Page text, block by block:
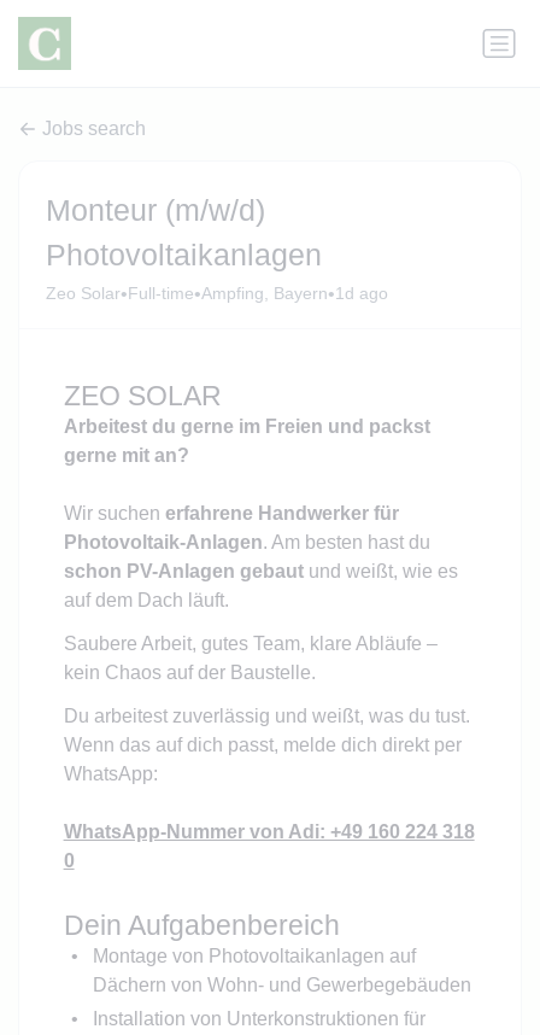
Jobs search
Monteur (m/w/d)
Photovoltaikanlagen
Zeo Solar•Full-time•Ampfing, Bayern•1d ago
ZEO SOLAR
Arbeitest du gerne im Freien und packst
gerne mit an?
Wir suchen erfahrene Handwerker für
Photovoltaik-Anlagen. Am besten hast du
schon PV-Anlagen gebautund weißt, wie es
auf dem Dach läuft.
Saubere Arbeit, gutes Team, klare Abläufe –
kein Chaos auf der Baustelle.
Du arbeitest zuverlässig und weißt, was du tust.
Wenn das auf dich passt, melde dich direkt per
WhatsApp:
WhatsApp-Nummer von Adi: +49 160 224 318
0
Dein Aufgabenbereich
Montage von Photovoltaikanlagen auf
Dächern von Wohn- und Gewerbegebäuden
Installation von Unterkonstruktionen für